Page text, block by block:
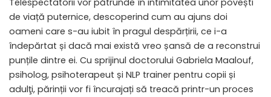
Telespectatorii vor pătrunde în intimitatea unor povești
de viață puternice, descoperind cum au ajuns doi
oameni care s-au iubit în pragul despărțirii, ce i-a
îndepărtat și dacă mai există vreo șansă de a reconstrui
punțile dintre ei. Cu sprijinul doctorului Gabriela Maalouf,
psiholog, psihoterapeut și NLP trainer pentru copii și
adulţi, părinții vor fi încurajați să treacă printr-un proces